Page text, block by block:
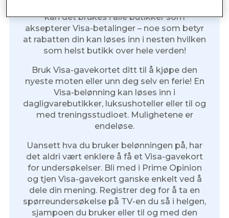
kan det brukes i alle butikker som
aksepterer Visa-betalinger – noe som betyr
at rabatten din kan løses inn i nesten hvilken
som helst butikk over hele verden!
Bruk Visa-gavekortet ditt til å kjøpe den
nyeste moten eller unn deg selv en ferie! En
Visa-belønning kan løses inn i
dagligvarebutikker, luksushoteller eller til og
med treningsstudioet. Mulighetene er
endeløse.
Uansett hva du bruker belønningen på, har
det aldri vært enklere å få et Visa-gavekort
for undersøkelser. Bli med i Prime Opinion
og tjen Visa-gavekort ganske enkelt ved å
dele din mening. Registrer deg for å ta en
spørreundersøkelse på TV-en du så i helgen,
sjampoen du bruker eller til og med den